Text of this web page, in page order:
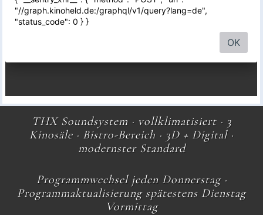
THX Soundsystem · vollklimatisiert · 3
Kinosäle · Bistro-Bereich · 3D + Digital ·
modernster Standard
Programmwechsel jeden Donnerstag ·
Programmaktualisierung spätestens Dienstag
Vormittag